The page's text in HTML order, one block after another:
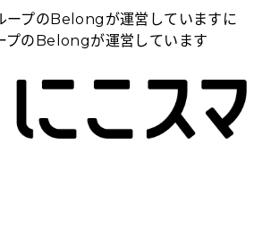
ープのBelongが運営しています に
プのBelongが運営しています